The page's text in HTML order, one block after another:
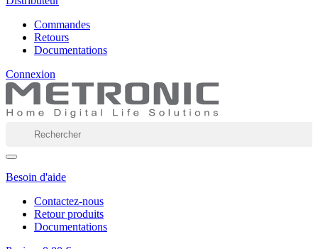
Commandes
Retours
Documentations
Connexion
Besoin d'aide
Contactez-nous
Retour produits
Documentations